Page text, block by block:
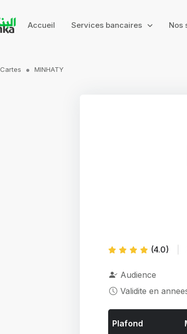
Accueil Services bancaires Nos
Cartes MINHATY
(4.0)
Audience
Validite en
Plafond